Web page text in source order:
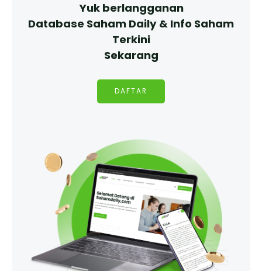
Yuk berlangganan
Database Saham Daily & Info Saham
Terkini
Sekarang
DAFTAR